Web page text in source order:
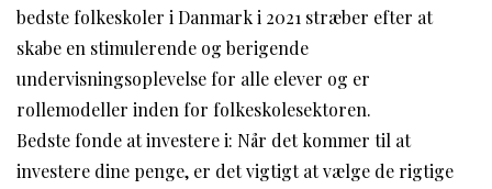
bedste folkeskoler i Danmark i 2021 stræber efter at
skabe en stimulerende og berigende
undervisningsoplevelse for alle elever og er
rollemodeller inden for folkeskolesektoren.
Bedste fonde at investere i: Når det kommer til at
investere dine penge, er det vigtigt at vælge de rigtige